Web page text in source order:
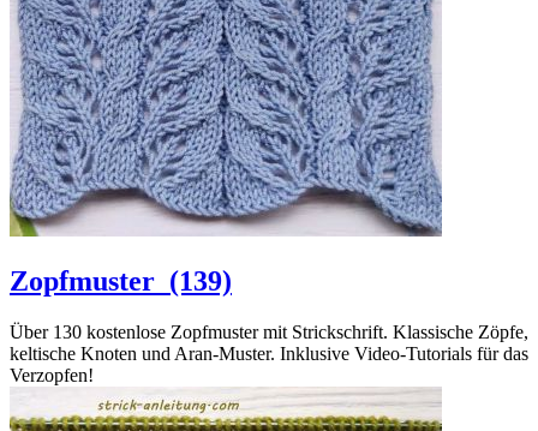
Zopfmuster (139)
Über 130 kostenlose Zopfmuster mit Strickschrift. Klassische Zöpfe,
keltische Knoten und Aran-Muster. Inklusive Video-Tutorials für das
Verzopfen!